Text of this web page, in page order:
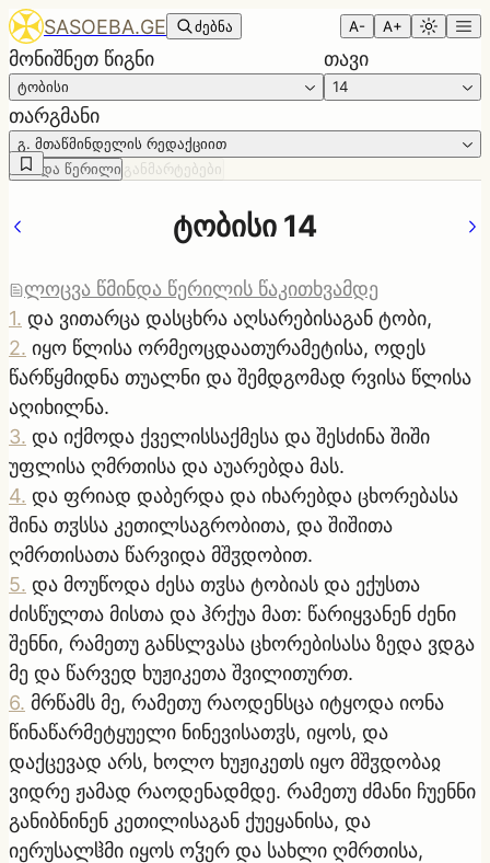
SASOEBA.GE ძებნა A- A+
მონიშნეთ წიგნი
ტობისი
თავი
14
თარგმანი
გ. მთაწმინდელის რედაქციით
წმინდა წერილი განმარტებები
ტობისი 14
ლოცვა წმინდა წერილის წაკითხვამდე
1. და ვითარცა დასცხრა აღსარებისაგან ტობი,
2. იყო წლისა ორმეოცდაათურამეტისა, ოდეს
წარწყმიდნა თუალნი და შემდგომად რვისა წლისა
აღიხილნა.
3. და იქმოდა ქველისსაქმესა და შესძინა შიში
უფლისა ღმრთისა და აუარებდა მას.
4. და ფრიად დაბერდა და იხარებდა ცხორებასა
შინა თჳსსა კეთილსაგრობითა, და შიშითა
ღმრთისათა წარვიდა მშჳდობით.
5. და მოუწოდა ძესა თჳსა ტობიას და ექუსთა
ძისწულთა მისთა და ჰრქუა მათ: წარიყვანენ ძენი
შენნი, რამეთუ განსლვასა ცხორებისასა ზედა ვდგა
მე და წარვედ ხუჟიკეთა შვილითურთ.
6. მრწამს მე, რამეთუ რაოდენსცა იტყოდა იონა
წინაწარმეტყუელი ნინევისათჳს, იყოს, და
დაქცევად არს, ხოლო ხუჟიკეთს იყო მშჳდობაჲ
ვიდრე ჟამად რაოდენადმდე. რამეთუ ძმანი ჩუენნი
განიბნინენ კეთილისაგან ქუეყანისა, და
იერუსალჱმი იყოს ოჴერ და სახლი ღმრთისა,